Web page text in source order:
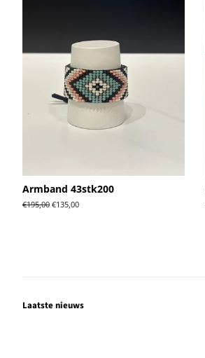
Armband 43stk200
Normale
€195,00 Aanbiedingsprijs
€135,00
Laatste nieuws